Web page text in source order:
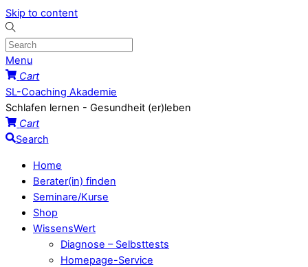
Skip to content
Menu
Cart
SL-Coaching Akademie
Schlafen lernen - Gesundheit (er)leben
Cart
Search
Home
Berater(in) finden
Seminare/Kurse
Shop
WissensWert
Diagnose – Selbsttests
Homepage-Service